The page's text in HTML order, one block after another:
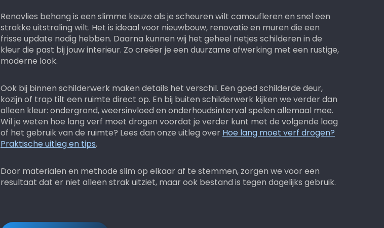
Renovlies behang is een slimme keuze als je scheuren wilt camoufleren en snel een
strakke uitstraling wilt. Het is ideaal voor nieuwbouw, renovatie en muren die een
frisse update nodig hebben. Daarna kunnen wij het geheel netjes schilderen in de
kleur die past bij jouw interieur. Zo creëer je een duurzame afwerking met een rustige,
moderne look.
Ook bij binnen schilderwerk maken details het verschil. Een goed schilderde deur,
kozijn of trap tilt een ruimte direct op. En bij buiten schilderwerk kijken we verder dan
alleen kleur: ondergrond, weersinvloed en onderhoudsinterval spelen allemaal mee.
Wil je weten hoe lang verf moet drogen voordat je verder kunt met de volgende laag
of het gebruik van de ruimte? Lees dan onze uitleg over Hoe lang moet verf drogen?
Praktische uitleg en tips.
Door materialen en methode slim op elkaar af te stemmen, zorgen we voor een
resultaat dat er niet alleen strak uitziet, maar ook bestand is tegen dagelijks gebruik.